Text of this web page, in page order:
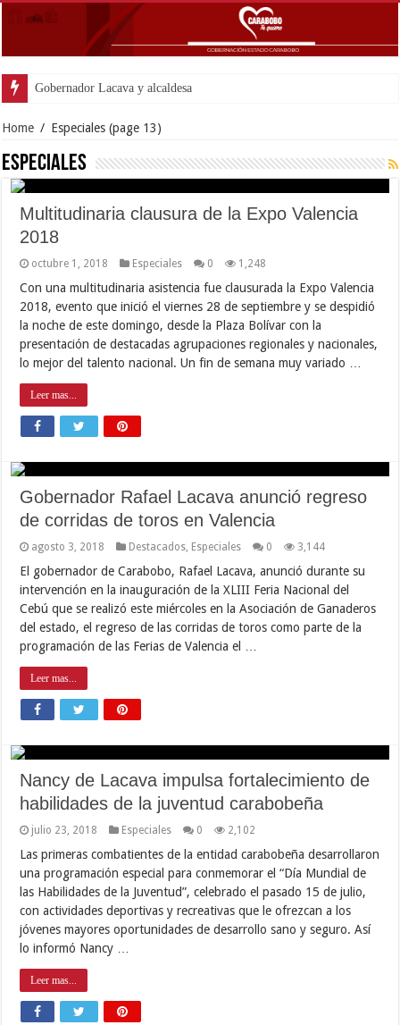
Gobernador Lacava y alcaldesa Riera supervisaron avances
Home / Especiales (page 13)
Especiales
Multitudinaria clausura de la Expo Valencia
2018
octubre 1, 2018 Especiales 0 1,248
Con una multitudinaria asistencia fue clausurada la Expo Valencia
2018, evento que inició el viernes 28 de septiembre y se despidió
la noche de este domingo, desde la Plaza Bolívar con la
presentación de destacadas agrupaciones regionales y nacionales,
lo mejor del talento nacional. Un fin de semana muy variado …
Leer mas...
Gobernador Rafael Lacava anunció regreso
de corridas de toros en Valencia
agosto 3, 2018 Destacados Especiales 0 3,144
El gobernador de Carabobo, Rafael Lacava, anunció durante su
intervención en la inauguración de la XLIII Feria Nacional del
Cebú que se realizó este miércoles en la Asociación de Ganaderos
del estado, el regreso de las corridas de toros como parte de la
programación de las Ferias de Valencia el …
Leer mas...
Nancy de Lacava impulsa fortalecimiento de
habilidades de la juventud carabobeña
julio 23, 2018 Especiales 0 2,102
Las primeras combatientes de la entidad carabobeña desarrollaron
una programación especial para conmemorar el “Día Mundial de
las Habilidades de la Juventud”, celebrado el pasado 15 de julio,
con actividades deportivas y recreativas que le ofrezcan a los
jóvenes mayores oportunidades de desarrollo sano y seguro. Así
lo informó Nancy …
Leer mas...